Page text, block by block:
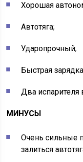
Хорошая
Автотяга;
Ударопрочный;
Быстрая
Два испарителя
МИНУСЫ
Очень сильные
залиться